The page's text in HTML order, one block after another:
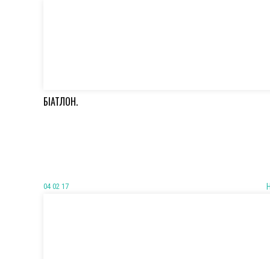
БІАТЛОН.
04 02 17